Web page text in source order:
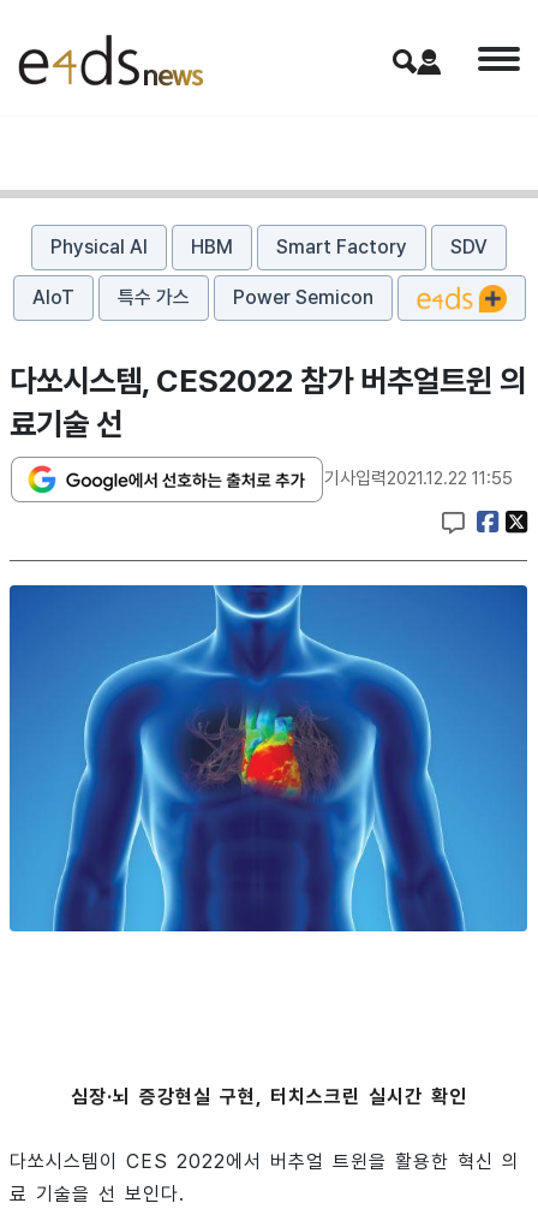
Physical AI HBM Smart Factory SDV
AIoT 특수 가스 Power Semicon
다쏘시스템, CES2022 참가 버추얼트윈 의
료기술 선
기사입력2021.12.22 11:55
심장·뇌 증강현실 구현, 터치스크린 실시간 확인
다쏘시스템이 CES 2022에서 버추얼 트윈을 활용한 혁신 의
료 기술을 선 보인다.